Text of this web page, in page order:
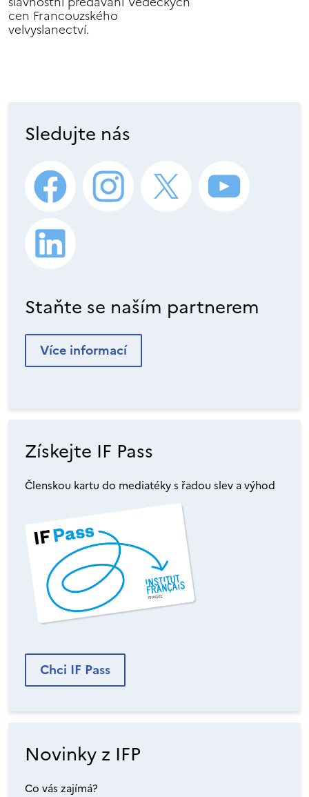
cen Francouzského
velvyslanectví.
Sledujte nás
Staňte se naším partnerem
Více informací
Získejte IF Pass
Členskou kartu do mediatéky s řadou slev a výhod
Chci IF Pass
Novinky z IFP
Co vás zajímá?